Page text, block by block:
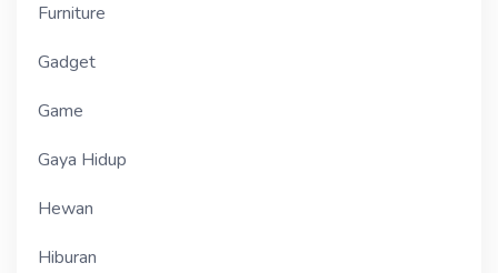
Furniture
Gadget
Game
Gaya Hidup
Hewan
Hiburan